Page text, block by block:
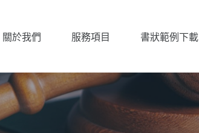
關於我們 服務項目 書狀範例下載